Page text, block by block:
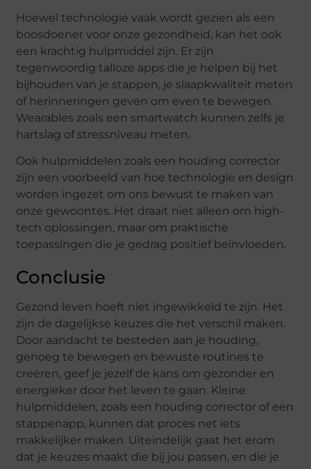
Hoewel technologie vaak wordt gezien als een
boosdoener voor onze gezondheid, kan het ook
een krachtig hulpmiddel zijn. Er zijn
tegenwoordig talloze apps die je helpen bij het
bijhouden van je stappen, je slaapkwaliteit meten
of herinneringen geven om even te bewegen.
Wearables zoals een smartwatch kunnen zelfs je
hartslag of stressniveau meten.
Ook hulpmiddelen zoals een houding corrector
zijn een voorbeeld van hoe technologie en design
worden ingezet om ons bewust te maken van
onze gewoontes. Het draait niet alleen om high-
tech oplossingen, maar om praktische
toepassingen die je gedrag positief beïnvloeden.
Conclusie
Gezond leven hoeft niet ingewikkeld te zijn. Het
zijn de dagelijkse keuzes die het verschil maken.
Door aandacht te besteden aan je houding,
genoeg te bewegen en bewuste routines te
creëren, geef je jezelf de kans om gezonder en
energieker door het leven te gaan. Kleine
hulpmiddelen, zoals een houding corrector of een
stappenapp, kunnen dat proces net iets
makkelijker maken. Uiteindelijk gaat het erom
dat je keuzes maakt die bij jou passen, en die je